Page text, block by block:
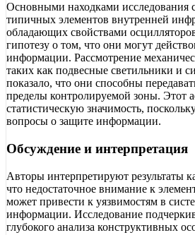
Основными находками исследования
типичных элементов внутренней
обладающих свойствами
гипотезу о том, что они могут
информации. Рассмотрение
таких как подвесные светильники и
показало, что они способны
пределы контролируемой зоны. Этот
статистическую значимость,
вопросы о защите информации.
Обсуждение и интерпретация
Авторы интерпретируют результаты
что недостаточное внимание к
может привести к уязвимостям в
информации. Исследование
глубокого анализа конструктивных